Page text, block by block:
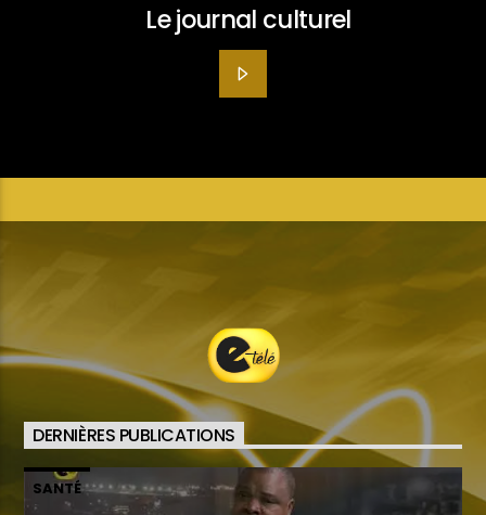
Le journal culturel
DERNIÈRES PUBLICATIONS
SANTÉ